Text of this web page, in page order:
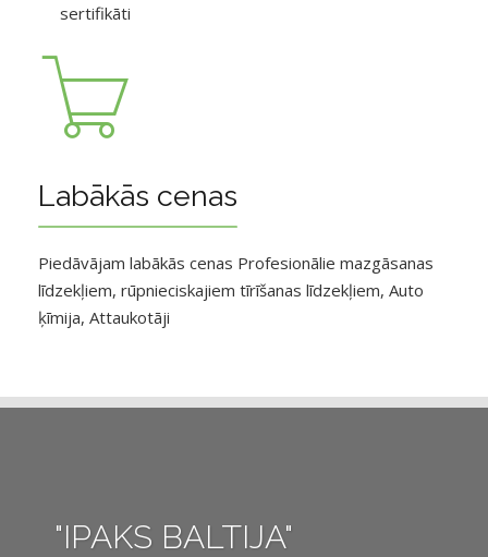
sertifikāti
Labākās cenas
Piedāvājam labākās cenas Profesionālie mazgāsanas
līdzekļiem, rūpnieciskajiem tīrīšanas līdzekļiem, Auto
ķīmija, Attaukotāji
"IPAKS BALTIJA"